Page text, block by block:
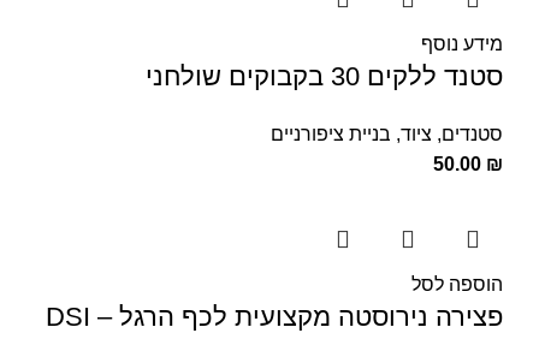
מידע נוסף
סטנד ללקים 30 בקבוקים שולחני
סטנדים, ציוד, בניית ציפורניים
50.00 ₪
הוספה לסל
פצירה נירוסטה מקצועית לכף הרגל – DSI